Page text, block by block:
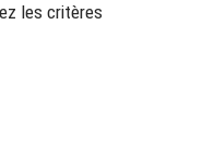
les critères